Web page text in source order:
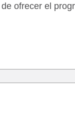
ofrecer el